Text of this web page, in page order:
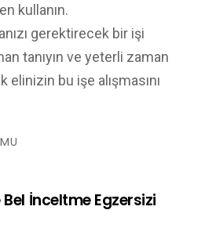
kullanın.
gerektirecek bir işi
tanıyın ve yeterli zaman
bu işe alışmasını
İnceltme Egzersizi